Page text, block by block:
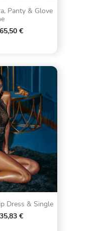
Panty & Glove
€
Dress & Single
€